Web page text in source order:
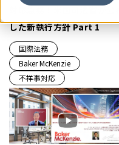
対応急務！米国司法省が公表
した新執行方針 Part 1
国際法務
Baker McKenzie
不祥事対応